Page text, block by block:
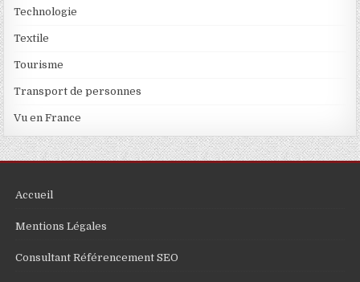
Technologie
Textile
Tourisme
Transport de personnes
Vu en France
Accueil
Mentions Légales
Consultant Référencement SEO